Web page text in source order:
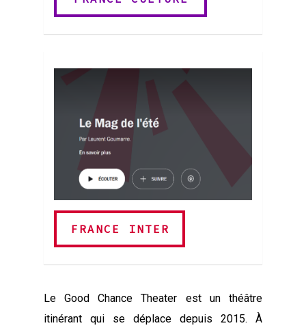
FRANCE INTER
FRANCE INTER
Le Good Chance Theater est un théâtre
itinérant qui se déplace depuis 2015. À